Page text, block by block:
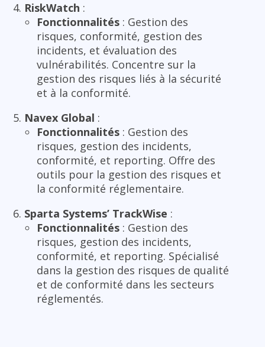
RiskWatch :
Fonctionnalités : Gestion des
risques, conformité, gestion des
incidents, et évaluation des
vulnérabilités. Concentre sur la
gestion des risques liés à la sécurité
et à la conformité.
Navex Global :
Fonctionnalités : Gestion des
risques, gestion des incidents,
conformité, et reporting. Offre des
outils pour la gestion des risques et
la conformité réglementaire.
Sparta Systems’ TrackWise :
Fonctionnalités : Gestion des
risques, gestion des incidents,
conformité, et reporting. Spécialisé
dans la gestion des risques de qualité
et de conformité dans les secteurs
réglementés.